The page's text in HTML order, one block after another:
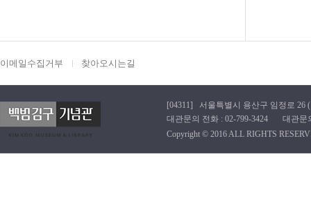
이메일수집거부 찾아오시는길
[04311] 서울특별시 용산구 임정로
대관문의 전화 : 02-799-3424 대관문
Copyright © 2016 ALL RIGHTS